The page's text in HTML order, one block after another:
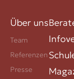
Über uns
Team
Referenzen
Presse